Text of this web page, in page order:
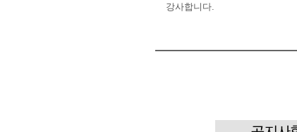
강사합니다.